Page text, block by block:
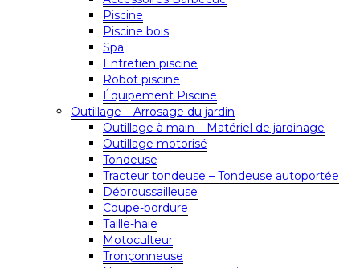
Piscine
Piscine bois
Spa
Entretien piscine
Robot piscine
Équipement Piscine
Outillage – Arrosage du jardin
Outillage à main – Matériel de jardinage
Outillage motorisé
Tondeuse
Tracteur tondeuse – Tondeuse autoportée
Débroussailleuse
Coupe-bordure
Taille-haie
Motoculteur
Tronçonneuse